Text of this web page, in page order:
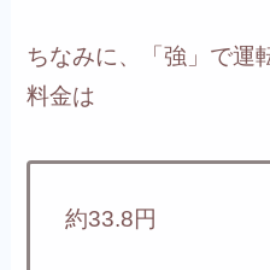
ちなみに、「強」で運
料金は
約33.8円